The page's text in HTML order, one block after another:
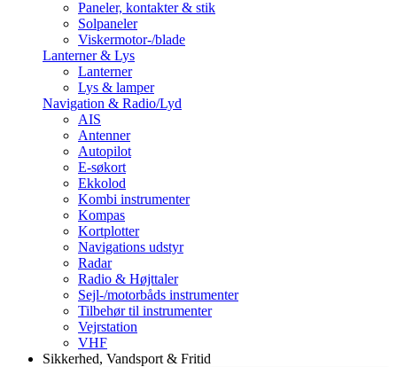
Paneler, kontakter & stik
Solpaneler
Viskermotor-/blade
Lanterner & Lys
Lanterner
Lys & lamper
Navigation & Radio/Lyd
AIS
Antenner
Autopilot
E-søkort
Ekkolod
Kombi instrumenter
Kompas
Kortplotter
Navigations udstyr
Radar
Radio & Højttaler
Sejl-/motorbåds instrumenter
Tilbehør til instrumenter
Vejrstation
VHF
Sikkerhed, Vandsport & Fritid